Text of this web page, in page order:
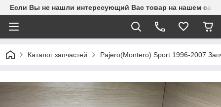
Если Вы не нашли интересующий Вас товар на нашем
Каталог запчастей Pajero(Montero) Sport 1996-2007